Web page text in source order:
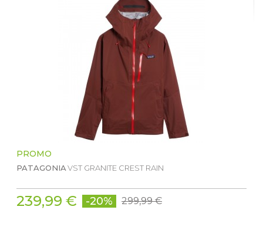
PROMO
PATAGONIAVST GRANITE CREST RAIN
239,99 € -20% 299,99 €